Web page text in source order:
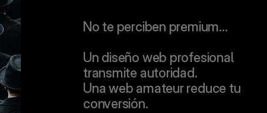
No te perciben premium…
Un diseño web profesional
transmite autoridad.
Una web amateur reduce tu
conversión.